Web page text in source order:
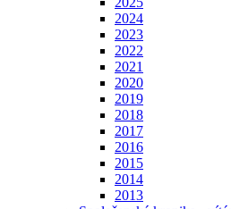
2024
2023
2022
2021
2020
2019
2018
2017
2016
2015
2014
2013